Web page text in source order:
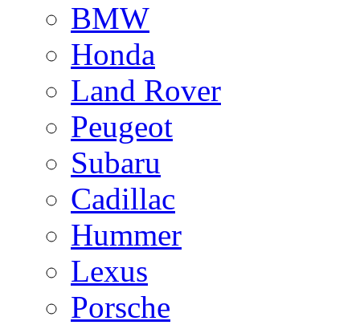
BMW
Honda
Land Rover
Peugeot
Subaru
Cadillac
Hummer
Lexus
Porsche